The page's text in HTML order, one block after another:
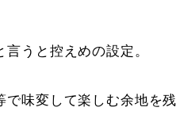
うと控えめの設定。
で味変して楽しむ余地を残